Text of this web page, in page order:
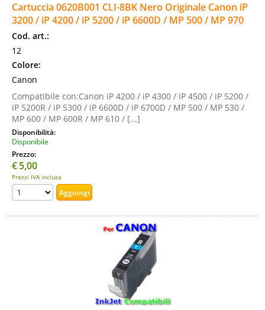
Cartuccia 0620B001 CLI-8BK Nero Originale Canon iP
3200 / iP 4200 / iP 5200 / iP 6600D / MP 500 / MP 970
Cod. art.:
12
Colore:
Canon
Compatibile con:Canon iP 4200 / iP 4300 / iP 4500 / iP 5200 /
iP 5200R / iP 5300 / iP 6600D / iP 6700D / MP 500 / MP 530 /
MP 600 / MP 600R / MP 610 / [...]
Disponibilità:
Disponibile
Prezzo:
€5,00
Prezzi IVA inclusa